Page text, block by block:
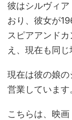
彼はシルヴィ
おり、彼女が
スピアアンド
え、現在も同じ
現在は彼の娘
営業しています
こちらは、映